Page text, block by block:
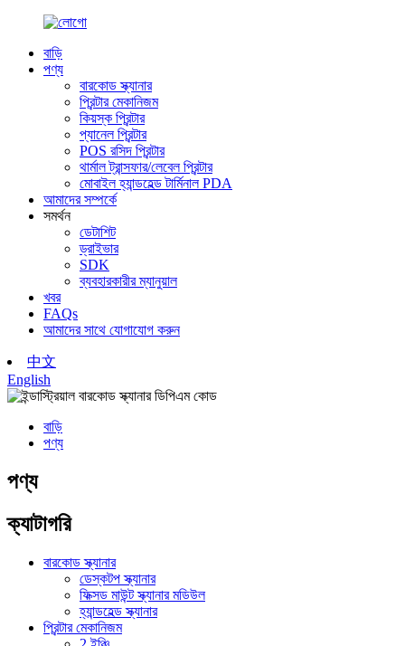
বাড়ি
পণ্য
বারকোড স্ক্যানার
প্রিন্টার মেকানিজম
কিয়স্ক প্রিন্টার
প্যানেল প্রিন্টার
POS রসিদ প্রিন্টার
থার্মাল ট্রান্সফার/লেবেল প্রিন্টার
মোবাইল হ্যান্ডহেল্ড টার্মিনাল PDA
আমাদের সম্পর্কে
সমর্থন
ডেটাশিট
ড্রাইভার
SDK
ব্যবহারকারীর ম্যানুয়াল
খবর
FAQs
আমাদের সাথে যোগাযোগ করুন
中文
English
বাড়ি
পণ্য
পণ্য
ক্যাটাগরি
বারকোড স্ক্যানার
ডেস্কটপ স্ক্যানার
ফিক্সড মাউন্ট স্ক্যানার মডিউল
হ্যান্ডহেল্ড স্ক্যানার
প্রিন্টার মেকানিজম